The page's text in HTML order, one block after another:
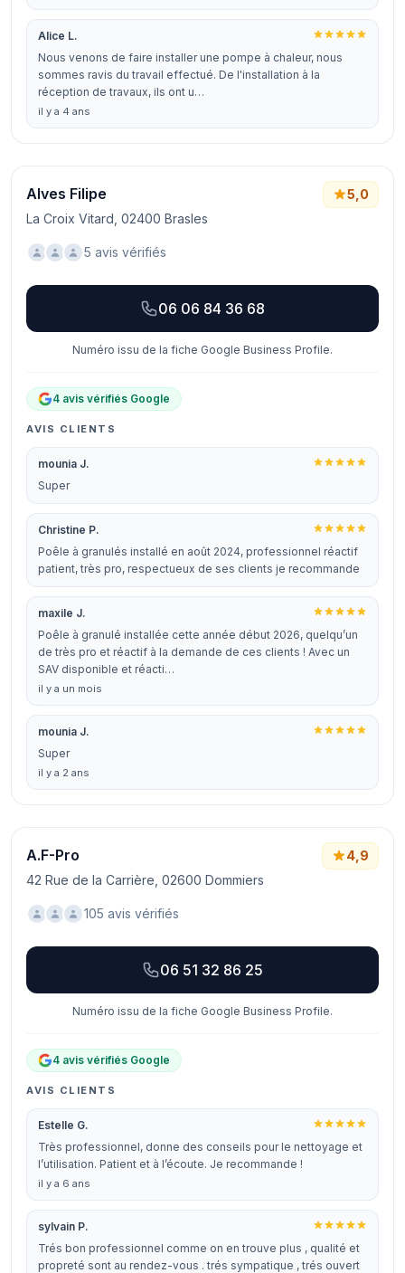
Alice L.
Nous venons de faire installer une pompe à chaleur, nous
sommes ravis du travail effectué. De l'installation à la
réception de travaux, ils ont u…
il y a 4 ans
Alves Filipe
La Croix Vitard, 02400 Brasles
5,0
5 avis vérifiés
06 06 84 36 68
Numéro issu de la fiche Google Business Profile.
4 avis vérifiés Google
AVIS CLIENTS
mounia J.
Super
Christine P.
Poêle à granulés installé en août 2024, professionnel réactif
patient, très pro, respectueux de ses clients je recommande
maxile J.
Poêle à granulé installée cette année début 2026, quelqu’un
de très pro et réactif à la demande de ces clients ! Avec un
SAV disponible et réacti…
il y a un mois
mounia J.
Super
il y a 2 ans
A.F-Pro
42 Rue de la Carrière, 02600 Dommiers
4,9
105 avis vérifiés
06 51 32 86 25
Numéro issu de la fiche Google Business Profile.
4 avis vérifiés Google
AVIS CLIENTS
Estelle G.
Très professionnel, donne des conseils pour le nettoyage et
l’utilisation. Patient et à l’écoute. Je recommande !
il y a 6 ans
sylvain P.
Trés bon professionnel comme on en trouve plus , qualité et
propreté sont au rendez-vous . trés sympatique , trés ouvert